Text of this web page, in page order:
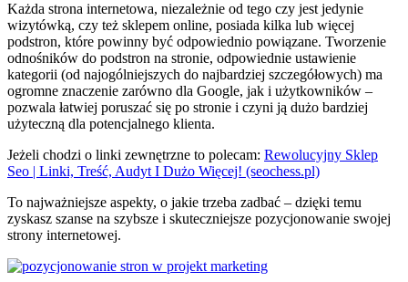
Każda strona internetowa, niezależnie od tego czy jest jedynie
wizytówką, czy też sklepem online, posiada kilka lub więcej
podstron, które powinny być odpowiednio powiązane. Tworzenie
odnośników do podstron na stronie, odpowiednie ustawienie
kategorii (od najogólniejszych do najbardziej szczegółowych) ma
ogromne znaczenie zarówno dla Google, jak i użytkowników –
pozwala łatwiej poruszać się po stronie i czyni ją dużo bardziej
użyteczną dla potencjalnego klienta.
Jeżeli chodzi o linki zewnętrzne to polecam: Rewolucyjny Sklep
Seo | Linki, Treść, Audyt I Dużo Więcej! (seochess.pl)
To najważniejsze aspekty, o jakie trzeba zadbać – dzięki temu
zyskasz szanse na szybsze i skuteczniejsze pozycjonowanie swojej
strony internetowej.